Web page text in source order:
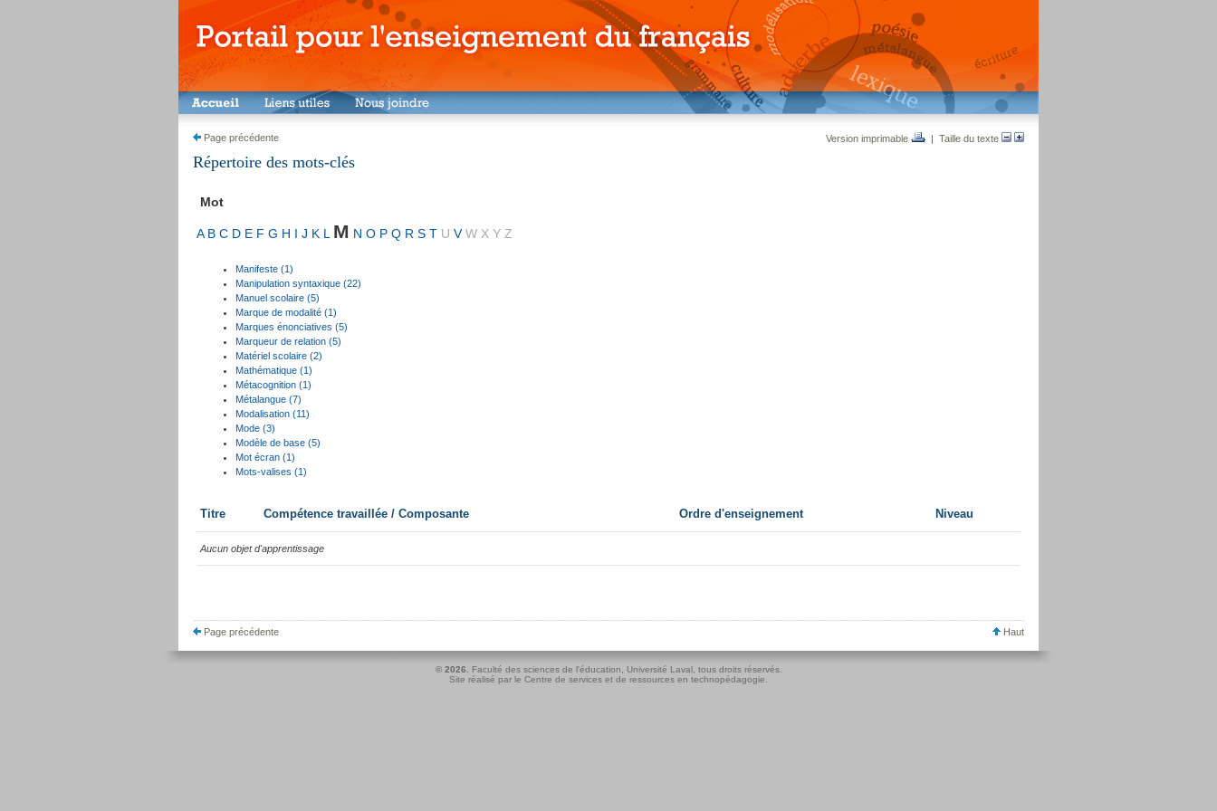
Page précédente Version imprimable | Taille du texte
Répertoire des mots-clés
Mot
A B C D E F G H I J K L M N O P Q R S T U V W X Y Z
Manifeste (1)
Manipulation syntaxique (22)
Manuel scolaire (5)
Marque de modalité (1)
Marques énonciatives (5)
Marqueur de relation (5)
Matériel scolaire (2)
Mathématique (1)
Métacognition (1)
Métalangue (7)
Modalisation (11)
Mode (3)
Modèle de base (5)
Mot écran (1)
Mots-valises (1)
Titre Compétence travaillée / Composante Ordre d'enseignement Niveau
Aucun objet d'apprentissage
Page précédente Haut
© 2026. Faculté des sciences de l'éducation Université Laval, tous droits réservés.
Site réalisé par le Centre de services et de ressources en technopédagogie